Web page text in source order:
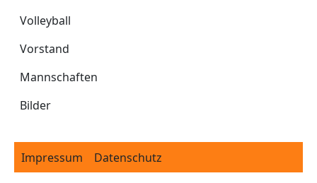
Volleyball
Volleyball
Vorstand
Mannschaften
Bilder
Footer
Impressum Datenschutz